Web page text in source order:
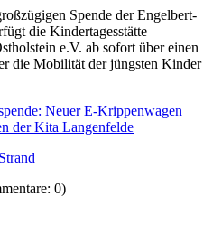
Spende der Engelbert-
die Kindertagesstätte
e.V. ab sofort über einen
die Mobilität der jüngsten Kinder
Neuer E-Krippenwagen
der Kita Langenfelde
0)